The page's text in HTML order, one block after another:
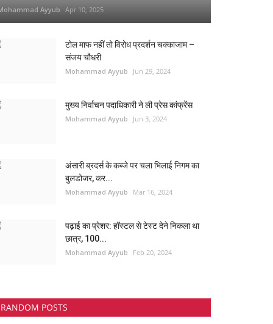
Ayyub Apr 10, 2025
टोल माफ नहीं तो विरोध प्रदर्शन चक्काजाम –
संजय चौधरी
Mohammad Ayyub Jun 29, 2024
मुख्य निर्वाचन पदाधिकारी ने ली प्रेस कांफ्रेंस
Mohammad Ayyub Jun 3, 2024
अंसारी ब्रदर्स के कब्जे पर चला भिलाई निगम का
बुलडोजर, कर...
Mohammad Ayyub Mar 16, 2024
पढ़ाई का प्रेशर: हॉस्टल से टेस्ट देने निकला था
छात्र, 100...
Mohammad Ayyub Feb 20, 2024
RANDOM POSTS